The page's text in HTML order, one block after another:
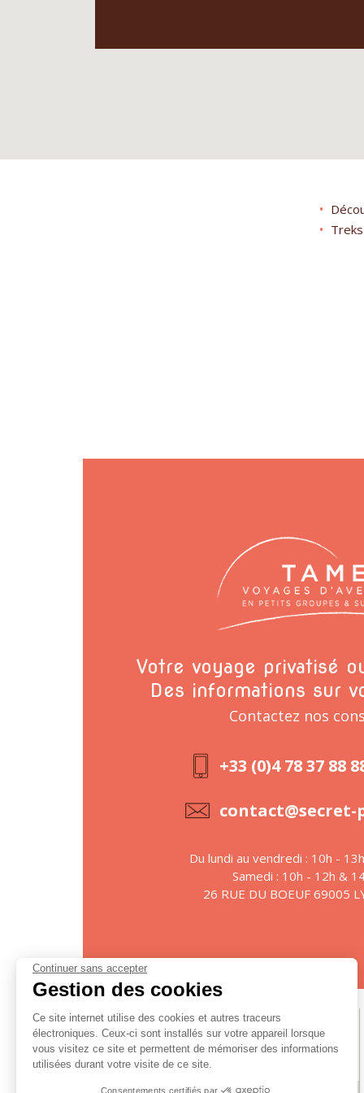
Votre voyage privatisé
Des informations sur
Contactez nos
+33 (0)4 78 37 88
Du lundi au vendredi : 10h -
Samedi : 10h - 12h &
26 RUE DU BOEUF 69005
Suivez-nous
Continuer sans accepter
Gestion des cookies
Ce site internet utilise des cookies et autres traceurs
électroniques. Ceux-ci sont installés sur votre appareil lorsque
vous visitez ce site et permettent de mémoriser des informations
utilisées durant votre visite de ce site.
Consentements certifiés par